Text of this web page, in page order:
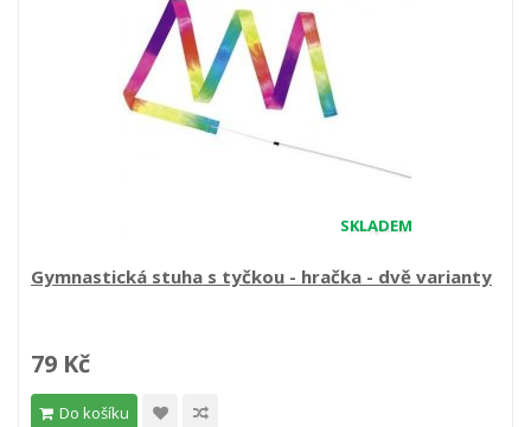
SKLADEM
Gymnastická stuha s tyčkou - hračka - dvě varianty
79 Kč
Do košíku